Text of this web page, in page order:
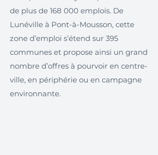
de plus de 168 000 emplois. De
Lunéville à Pont-à-Mousson, cette
zone d’emploi s’étend sur 395
communes et propose ainsi un grand
nombre d’offres à pourvoir en centre-
ville, en périphérie ou en campagne
environnante.